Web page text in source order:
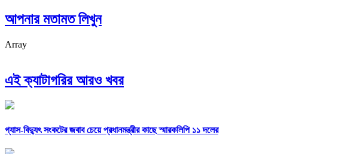
আপনার মতামত লিখুন
Array
এই ক্যাটাগরির আরও খবর
গ্যাস-বিদ্যুৎ সংকটের জবাব চেয়ে প্রধানমন্ত্রীর কাছে স্মারকলিপি ১১ দলের